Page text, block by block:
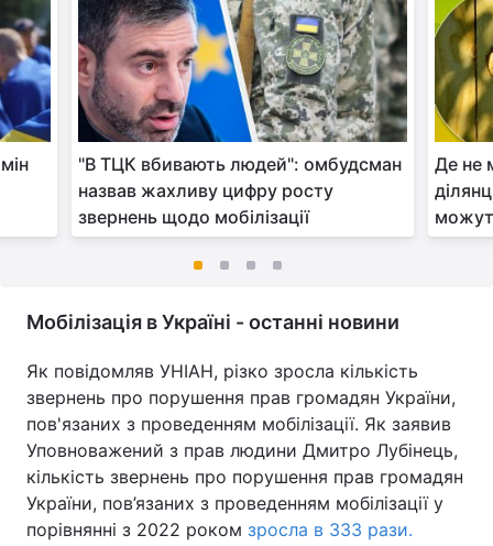
"В ТЦК вбивають людей": омбудсман
назвав жахливу цифру росту
звернень щодо мобілізації
Де не
Мобілізація в Україні - останні новини
Як повідомляв УНІАН, різко зросла кількість
звернень про порушення прав громадян України,
пов'язаних з проведенням мобілізації. Як заявив
Уповноважений з прав людини Дмитро Лубінець,
кількість звернень про порушення прав громадян
України, пов’язаних з проведенням мобілізації у
порівнянні з 2022 роком зросла в 333 рази.